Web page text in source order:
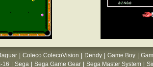
Coleco ColecoVision Dendy Game Boy
16
Sega Sega Game Gear Sega Master System